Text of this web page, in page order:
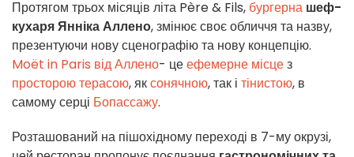
Протягом трьох місяців літа Père & Fils, бургерна шеф-
кухаря Янніка Аллено, змінює своє обличчя та назву,
презентуючи нову сценографію та нову концепцію.
Moët in Paris від Аллено- цеефемерне місцез
просторою терасою, яксонячною, так і тінистою, в
самому серці Бопассажу.
Розташований на пішохідному переході в 7-му окрузі,